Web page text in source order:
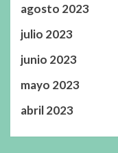
agosto 2023
julio 2023
junio 2023
mayo 2023
abril 2023